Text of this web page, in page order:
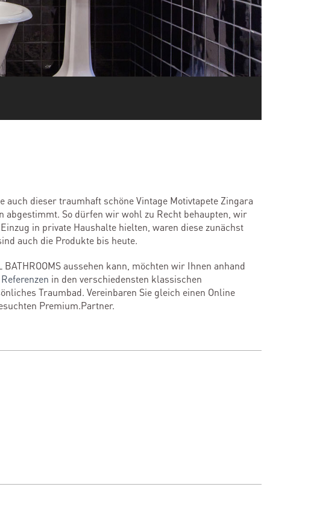
dieser traumhaft schöne Vintage Motivtapete Zingara
abgestimmt. So dürfen wir wohl zu Recht behaupten, wir
in private Haushalte hielten, waren diese zunächst
auch die Produkte bis heute.
aussehen kann, möchten wir Ihnen anhand
Referenzen in den verschiedensten klassischen
Traumbad. Vereinbaren Sie gleich einen Online
Premium.Partner.